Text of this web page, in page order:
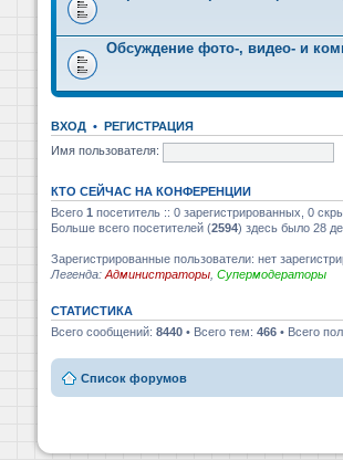
Обсуждение фото-, видео- и
ВХОД • РЕГИСТРАЦИЯ
Имя пользователя:
КТО СЕЙЧАС НА КОНФЕРЕНЦИИ
Всего 1 посетитель :: 0 зарегистрированных, 0
Больше всего посетителей (2594) здесь было 28
Зарегистрированные пользователи: нет
Легенда: Администраторы Супермодераторы
СТАТИСТИКА
Всего сообщений: 8440 • Всего тем: 466 • Всего
Список форумов